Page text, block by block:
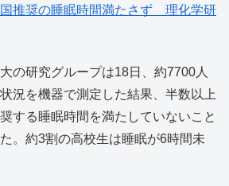
推奨の睡眠時間満たさず 理化学研
の研究グループは18日、約7700人
況を機器で測定した結果、半数以上
する睡眠時間を満たしていないこと
。約3割の高校生は睡眠が6時間未